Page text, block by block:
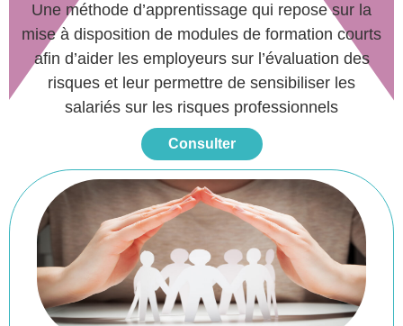
Une méthode d’apprentissage qui repose sur la
mise à disposition de modules de formation courts
afin d’aider les employeurs sur l’évaluation des
risques et leur permettre de sensibiliser les
salariés sur les risques professionnels
Consulter